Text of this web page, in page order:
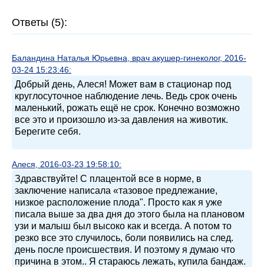
Ответы (5):
Баландина Наталья Юрьевна, врач акушер-гинеколог, 2016-
03-24 15:23:46:
Добрый день, Алеся! Может вам в стационар под
круглосуточное наблюдение лечь. Ведь срок очень
маленький, рожать ещё не срок. Конечно возможно
все это и произошло из-за давления на животик.
Берегите себя.
Алеся, 2016-03-23 19:58:10:
Здравствуйте! С плацентой все в норме, в
заключение написала «тазовое предлежание,
низкое расположение плода". Просто как я уже
писала выше за два дня до этого была на плановом
узи и малыш был высоко как и всегда. А потом то
резко все это случилось, боли появились на след.
день после происшествия. И поэтому я думаю что
причина в этом.. Я стараюсь лежать, купила бандаж.